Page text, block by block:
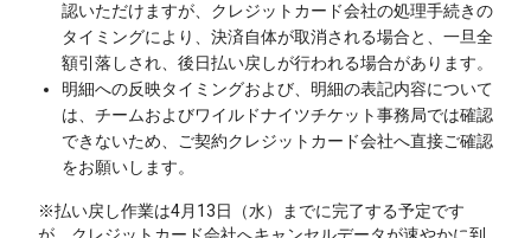
認いただけますが、クレジットカード会社の処理手続きの
タイミングにより、決済自体が取消される場合と、一旦全
額引落しされ、後日払い戻しが行われる場合があります。
明細への反映タイミングおよび、明細の表記内容について
は、チームおよびワイルドナイツチケット事務局では確認
できないため、ご契約クレジットカード会社へ直接ご確認
をお願いします。
※払い戻し作業は4月13日（水）までに完了する予定です